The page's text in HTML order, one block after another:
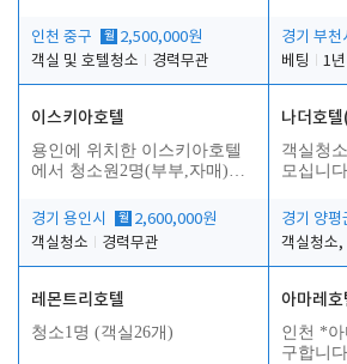
인천 중구 월 2,500,000원
객실 및 호텔청소
경력무관
경기 부천
베팅
1
이스키아호텔
용인에 위치한 이스키아호텔
에서 청소원2명(부부,자매)을
경기 용인시
월 2,600,000원
객실청소
경력무관
나더호
객실청
모십니
경기 양평
객실청소,
레몬트리호텔
청소1명 (객실26개)
아마레호
인천 *
구합니